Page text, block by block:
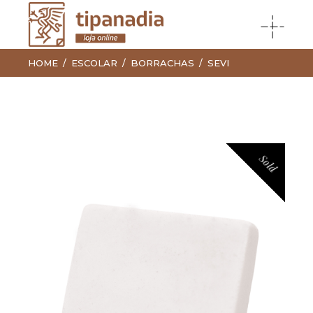
HOME ESCOLAR BORRACHAS SEVI
Sold